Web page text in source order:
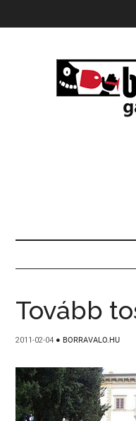
Tovább
2011-02-04 ● BORRAVALO.HU